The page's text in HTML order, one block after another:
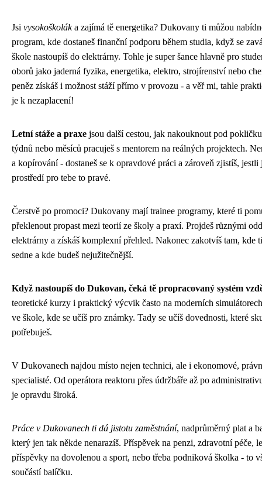
Jsi vysokoškoláka zajímá tě energetika? Dukovany ti můžou
program, kde dostaneš finanční podporu během studia, když se
škole nastoupíš do elektrárny. Tohle je super šance hlavně pro
oborů jako jaderná fyzika, energetika, elektro, strojírenství nebo
peněz získáš i možnost stáží přímo v provozu - a věř mi, tahle
je k nezaplacení!
Letní stáže a praxe jsou další cestou, jak nakouknout pod
týdnů nebo měsíců pracuješ s mentorem na reálných projektech.
a kopírování - dostaneš se k opravdové práci a zároveň zjistíš, jestli
prostředí pro tebe to pravé.
Čerstvě po promoci? Dukovany mají trainee programy, které ti
překlenout propast mezi teorií ze školy a praxí. Projdeš různými
elektrárny a získáš komplexní přehled. Nakonec zakotvíš tam, kde
sedne a kde budeš nejužitečnější.
Když nastoupíš do Dukovan, čeká tě propracovaný systém
teoretické kurzy i praktický výcvik často na moderních
ve škole, kde se učíš pro známky. Tady se učíš dovednosti, které
potřebuješ.
V Dukovanech najdou místo nejen technici, ale i ekonomové,
specialisté. Od operátora reaktoru přes údržbáře až po
je opravdu široká.
Práce v Dukovanech ti dá jistotu zaměstnání, nadprůměrný plat a
který jen tak někde nenarazíš. Příspěvek na penzi, zdravotní péče,
příspěvky na dovolenou a sport, nebo třeba podniková školka - to
součástí balíčku.